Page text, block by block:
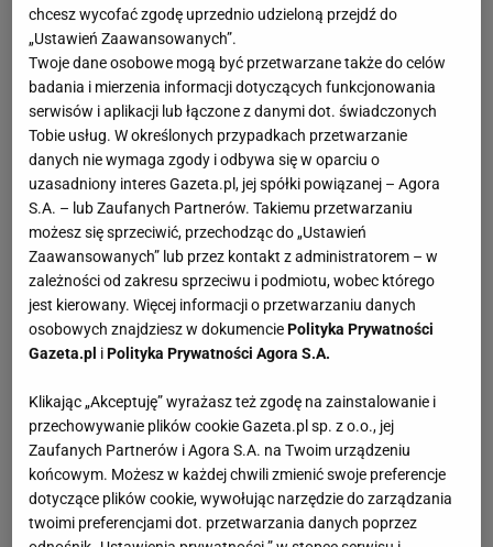
chcesz wycofać zgodę uprzednio udzieloną przejdź do
„Ustawień Zaawansowanych”.
Twoje dane osobowe mogą być przetwarzane także do celów
badania i mierzenia informacji dotyczących funkcjonowania
serwisów i aplikacji lub łączone z danymi dot. świadczonych
Tobie usług. W określonych przypadkach przetwarzanie
danych nie wymaga zgody i odbywa się w oparciu o
uzasadniony interes Gazeta.pl, jej spółki powiązanej – Agora
S.A. – lub Zaufanych Partnerów. Takiemu przetwarzaniu
możesz się sprzeciwić, przechodząc do „Ustawień
Zaawansowanych” lub przez kontakt z administratorem – w
zależności od zakresu sprzeciwu i podmiotu, wobec którego
jest kierowany. Więcej informacji o przetwarzaniu danych
osobowych znajdziesz w dokumenciePolityka Prywatności
Gazeta.pl iPolityka Prywatności Agora S.A.
Klikając „Akceptuję” wyrażasz też zgodę na zainstalowanie i
przechowywanie plików cookie Gazeta.pl sp. z o.o., jej
Zaufanych Partnerów i Agora S.A. na Twoim urządzeniu
końcowym. Możesz w każdej chwili zmienić swoje preferencje
dotyczące plików cookie, wywołując narzędzie do zarządzania
twoimi preferencjami dot. przetwarzania danych poprzez